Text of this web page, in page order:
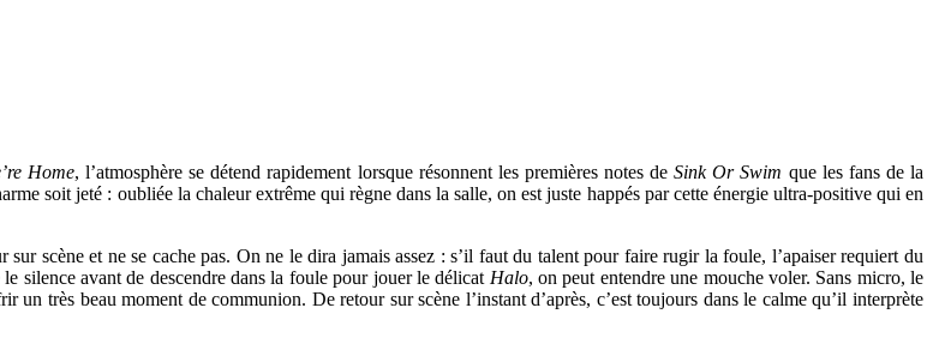
Home, l’atmosphère se détend rapidement lorsque résonnent les premières notes deSink Or Swim que les fans de la
soit jeté : oubliée la chaleur extrême qui règne dans la salle, on est juste happés par cette énergie ultra-positive qui en
scène et ne se cache pas. On ne le dira jamais assez : s’il faut du talent pour faire rugir la foule, l’apaiser requiert du
silence avant de descendre dans la foule pour jouer le délicat Halo, on peut entendre une mouche voler. Sans micro, le
un très beau moment de communion. De retour sur scène l’instant d’après, c’est toujours dans le calme qu’il interprète